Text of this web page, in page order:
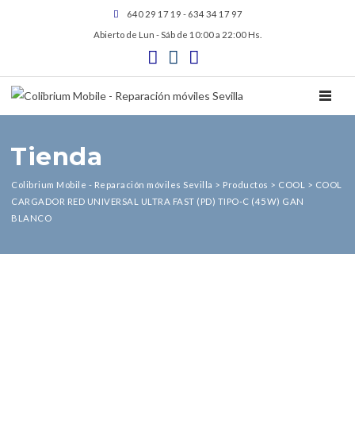
640 29 17 19 - 634 34 17 97
Abierto de Lun - Sáb de 10:00 a 22:00 Hs.
Tienda
Colibrium Mobile - Reparación móviles Sevilla > Productos > COOL > COOL
CARGADOR RED UNIVERSAL ULTRA FAST (PD) TIPO-C (45W) GAN
BLANCO